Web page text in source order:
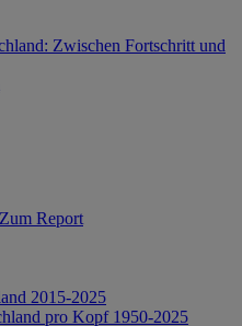
Zwischen Fortschritt und
Zum Report
2015-2025
pro Kopf 1950-2025